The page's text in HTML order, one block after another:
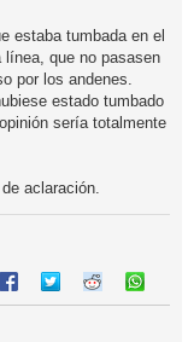
estaba tumbada en el
que no pasasen
por los andenes.
estado tumbado
sería totalmente
aclaración.